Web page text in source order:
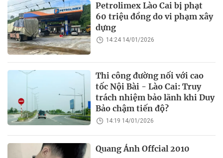
Petrolimex Lào Cai bị phạt
60 triệu đồng do vi phạm xây
dựng
14:24 14/01/2026
Thi công đường nối với cao
tốc Nội Bài - Lào Cai: Truy
trách nhiệm bảo lãnh khi Duy
Bảo chậm tiến độ?
14:19 14/01/2026
Quang Ánh Offcial 2010